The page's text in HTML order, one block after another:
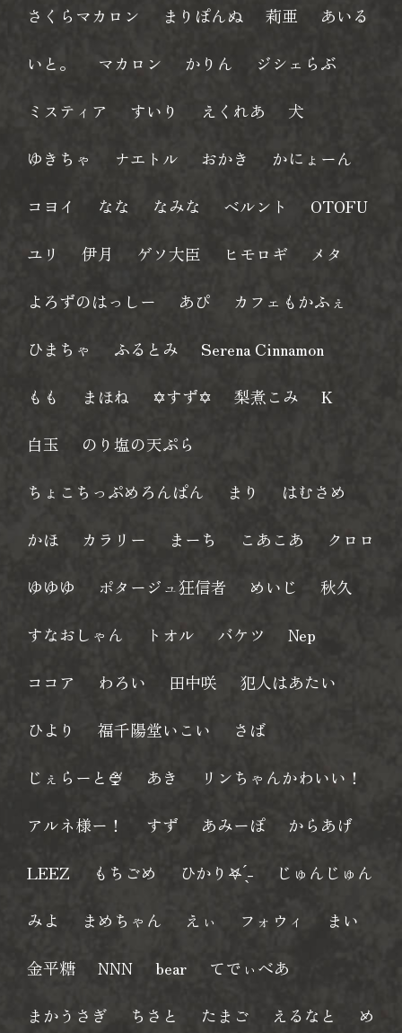
さくらマカロン まりぽんぬ 莉亜 あいる
いと。 マカロン かりん ジシェらぶ
ミスティア すいり えくれあ 犬
ゆきちゃ ナエトル おかき かにょーん
コヨイ なな なみな ベルント OTOFU
ユリ 伊月 ゲソ大臣 ヒモロギ メタ
よろずのはっしー あぴ カフェもかふぇ
ひまちゃ ふるとみ Serena Cinnamon
もも まほね ✡すず✡ 梨煮こみ K
白玉 のり塩の天ぷら
ちょこちっぷめろんぱん まり はむさめ
かほ カラリー まーち こあこあ クロロ
ゆゆゆ ポタージュ狂信者 めいじ 秋久
すなおしゃん トオル バケツ Nep
ココア わろい 田中咲 犯人はあたい
ひより 福千陽堂いこい さば
じぇらーと🍨 あき リンちゃんかわいい！
アルネ様ー！ すず あみーぽ からあげ
LEEZ もちごめ ひかり‎‎𖤐 ̖́-‬ じゅんじゅん
みよ まめちゃん えぃ フォウィ まい
金平糖 NNN bear てでぃべあ
まかうさぎ ちさと たまご えるなと め